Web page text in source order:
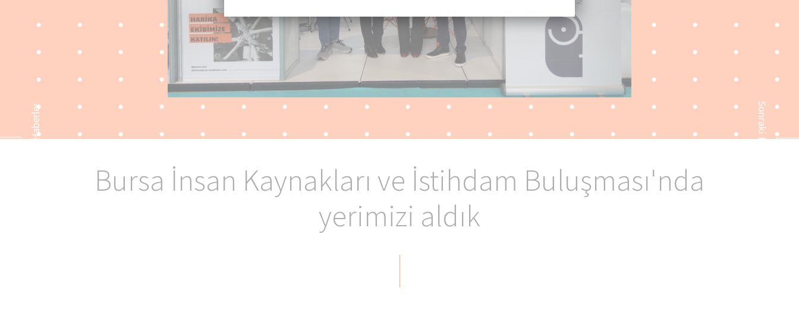
Önceki Haberler Sonraki Haberler
Bursa İnsan Kaynakları ve İstihdam Buluşması'nda
yerimizi aldık
kararının yürürlükten kaldırıldığını lütfen unutmayın. Bu, üçüncü bir ülke
olarak yeterli düzeyde veri koruması sağlamadığı anlamına gelir.
Bir kullanıcı olarak kişisel verilerinizin aktarılması durumunda sizin için
oluşabilecek spesifik risk, ilgili makamları tarafından kontrol ve izleme
amacıyla erişilebilmesi ve bu erişime itiraz etmek için çok az etkili ve
uygulanabilir hakkınız olmasıdır.
adresleri) oluşmaktadır.
Uygulamaya bağlı olarak aşağıdaki hizmet sağlayıcılarla çalışıyoruz:
Facebook LLC
Google LLC
Matterport Inc.
etracker GmbH
Kişisel verilerinizi bu hizmet sağlayıcılara aktarmamıza imkan vermek için